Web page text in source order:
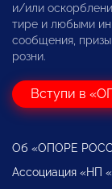
и/или
тире и любыми
сообщения,
розни.
Вступи в
Об «ОПОРЕ
Ассоциация «НП